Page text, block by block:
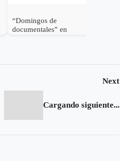
“Domingos de
documentales” en
Next
Cargando siguiente...